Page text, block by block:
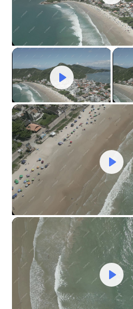
Play
Mute Settings
Play
Play
Play